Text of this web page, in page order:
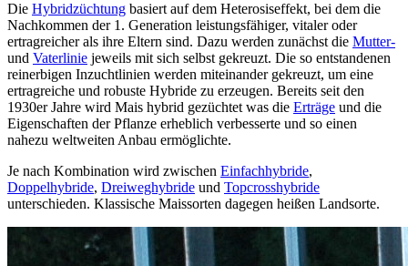
Die Hybridzüchtung basiert auf dem Heterosiseffekt, bei dem die
Nachkommen der 1. Generation leistungsfähiger, vitaler oder
ertragreicher als ihre Eltern sind. Dazu werden zunächst die Mutter-
und Vaterlinie jeweils mit sich selbst gekreuzt. Die so entstandenen
reinerbigen Inzuchtlinien werden miteinander gekreuzt, um eine
ertragreiche und robuste Hybride zu erzeugen. Bereits seit den
1930er Jahre wird Mais hybrid gezüchtet was die Erträge und die
Eigenschaften der Pflanze erheblich verbesserte und so einen
nahezu weltweiten Anbau ermöglichte.
Je nach Kombination wird zwischen Einfachhybride,
Doppelhybride, Dreiweghybride und Topcrosshybride
unterschieden. Klassische Maissorten dagegen heißen Landsorte.